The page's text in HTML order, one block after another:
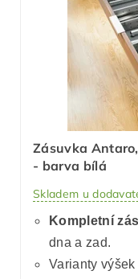
Zásuvka
- barva bílá
Skladem u
Kompletní
dna a zad.
Varianty výšek